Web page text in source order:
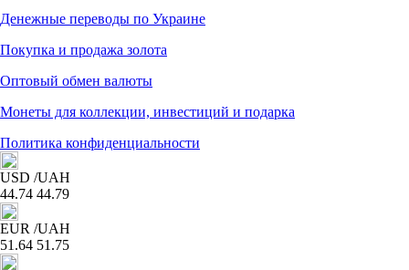
Денежные переводы по Украине
Покупка и продажа золота
Оптовый обмен валюты
Монеты для коллекции, инвестиций и подарка
Политика конфиденциальности
USD /UAH
44.74 44.79
EUR /UAH
51.64 51.75